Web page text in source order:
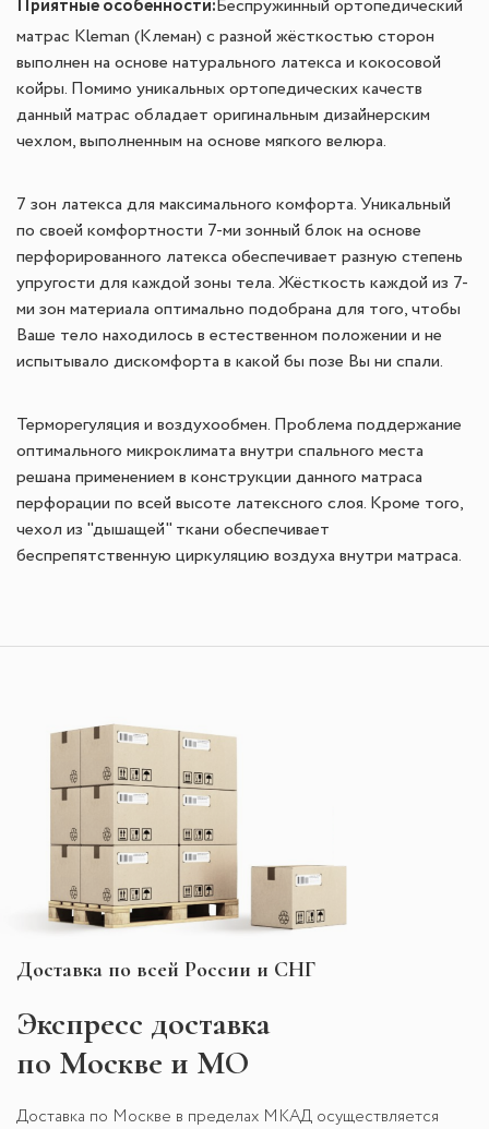
Приятные особенности: Беспружинный ортопедический
матрас Kleman (Клеман) с разной жёсткостью сторон
выполнен на основе натурального латекса и кокосовой
койры. Помимо уникальных ортопедических качеств
данный матрас обладает оригинальным дизайнерским
чехлом, выполненным на основе мягкого велюра.
7 зон латекса для максимального комфорта. Уникальный
по своей комфортности 7-ми зонный блок на основе
перфорированного латекса обеспечивает разную степень
упругости для каждой зоны тела. Жёсткость каждой из 7-
ми зон материала оптимально подобрана для того, чтобы
Ваше тело находилось в естественном положении и не
испытывало дискомфорта в какой бы позе Вы ни спали.
Терморегуляция и воздухообмен. Проблема поддержание
оптимального микроклимата внутри спального места
решана применением в конструкции данного матраса
перфорации по всей высоте латексного слоя. Кроме того,
чехол из "дышащей" ткани обеспечивает
беспрепятственную циркуляцию воздуха внутри матраса.
Доставка по всей России и СНГ
Экспресс доставка
по Москве и МО
Доставка по Москве в пределах МКАД осуществляется